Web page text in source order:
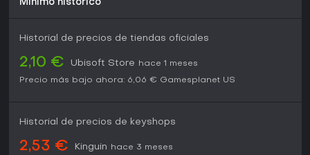
Mínimo histórico
Historial de precios de tiendas oficiales
2,10 € Ubisoft Store
hace 1 meses
Precio más bajo ahora: 6,06 € Gamesplanet US
Historial de precios de keyshops
2,53 € Kinguin
hace 3 meses